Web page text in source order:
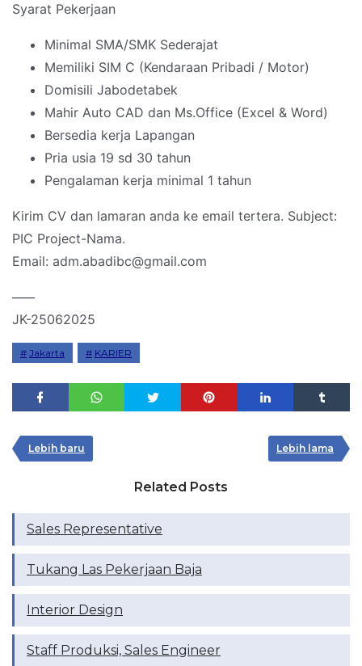
Syarat Pekerjaan
Minimal SMA/SMK Sederajat
Memiliki SIM C (Kendaraan Pribadi / Motor)
Domisili Jabodetabek
Mahir Auto CAD dan Ms.Office (Excel & Word)
Bersedia kerja Lapangan
Pria usia 19 sd 30 tahun
Pengalaman kerja minimal 1 tahun
Kirim CV dan lamaran anda ke email tertera. Subject:
PIC Project-Nama.
Email: adm.abadibc@gmail.com
JK-25062025
Jakarta KARIER
Lebih baru Lebih lama
Related Posts
Sales Representative
Tukang Las Pekerjaan Baja
Interior Design
Staff Produksi, Sales Engineer